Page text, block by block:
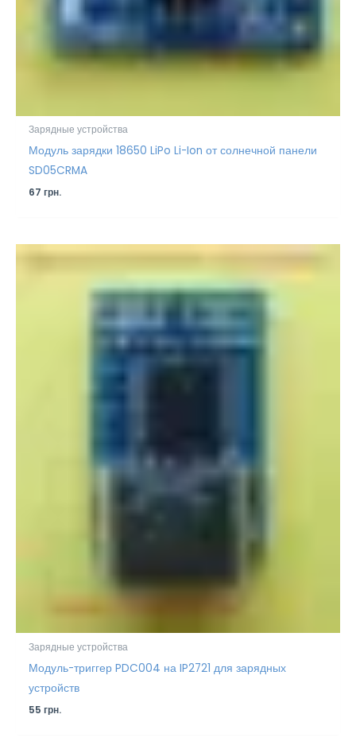
Зарядные устройства
Модуль зарядки 18650 LiPo Li-Ion от солнечной панели
SD05CRMA
67грн.
Зарядные устройства
Модуль-триггер PDC004 на IP2721 для зарядных
устройств
55грн.